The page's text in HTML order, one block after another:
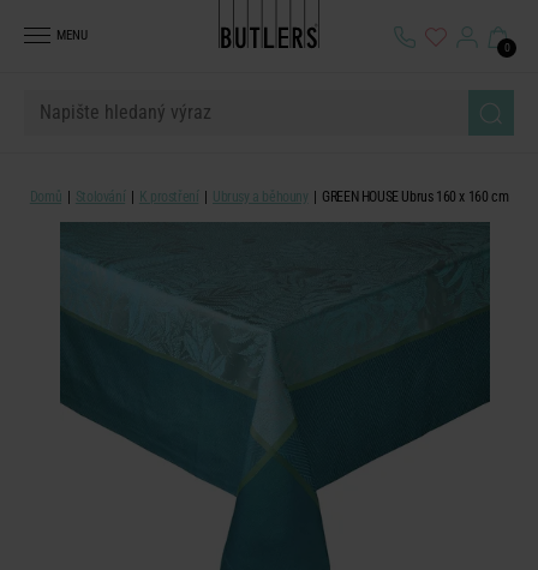
MENU
0
Domů Stolování K prostření Ubrusy a běhouny GREEN HOUSE Ubrus 160 x 160 cm